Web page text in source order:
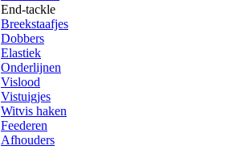
End-tackle
Breekstaafjes
Dobbers
Elastiek
Onderlijnen
Vislood
Vistuigjes
Witvis haken
Feederen
Afhouders